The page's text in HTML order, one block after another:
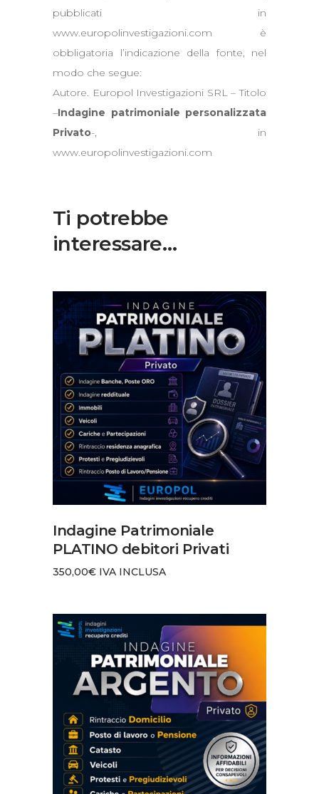
pubblicati in
www.europolinvestigazioni.com è
obbligatoria l’indicazione della fonte, nel
modo che segue:
Autore. Europol Investigazioni SRL – Titolo
–Indagine patrimoniale personalizzata
Privato-, in
www.europolinvestigazioni.com
Ti potrebbe
interessare…
AGGIUNGI AL CARRELLO
Indagine Patrimoniale
PLATINO debitori Privati
350,00€ IVA INCLUSA